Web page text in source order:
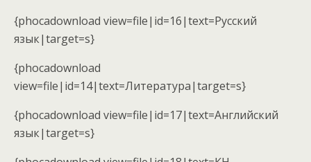
{phocadownload view=file|id=16|text=Русский
язык|target=s}
{phocadownload
view=file|id=14|text=Литература|target=s}
{phocadownload view=file|id=17|text=Английский
язык|target=s}